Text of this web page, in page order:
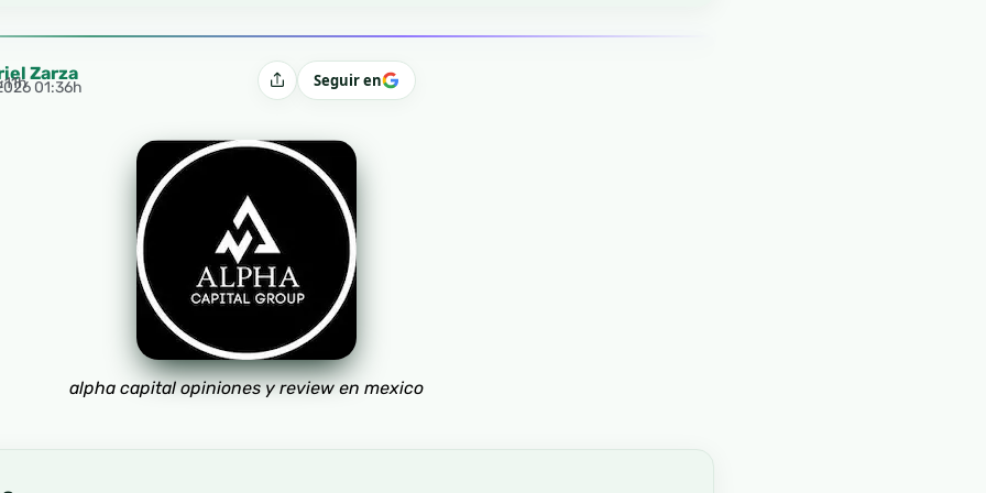
Zarza
01:36h CompartirSeguir en
alpha capital opiniones y review en mexico